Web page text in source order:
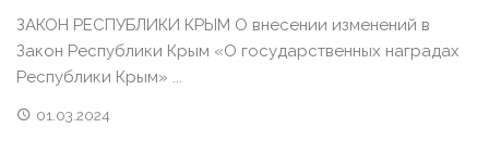
ЗАКОН РЕСПУБЛИКИ КРЫМ О внесении изменений в
Закон Республики Крым «О государственных наградах
Республики Крым» ...
01.03.2024